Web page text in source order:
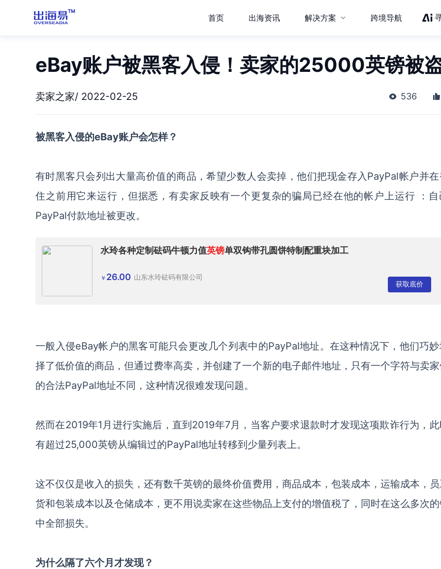
首页 出海资讯 解决方案 跨境导航
eBay账户被黑客入侵！卖家的25000英镑被
卖家之家/ 2022-02-25 536
被黑客入侵的eBay账户会怎样？
有时黑客只会列出大量高价值的商品，希望少数人会卖掉，他们把现金存入PayPal帐户并
住之前用它来运行，但据悉，有卖家反映有一个更复杂的骗局已经在他的帐户上运行 ：自
PayPal付款地址被更改。
水玲各种定制砝码牛顿力值英镑单双钩带孔圆饼特制配重块加工
￥ 26.00 山东水玲砝码有限公司
获取底价
一般入侵eBay帐户的黑客可能只会更改几个列表中的PayPal地址。在这种情况下，他们巧
择了低价值的商品，但通过费率高卖，并创建了一个新的电子邮件地址，只有一个字符与卖家
的合法PayPal地址不同，这种情况很难发现问题。
然而在2019年1月进行实施后，直到2019年7月，当客户要求退款时才发现这项欺诈行为，
有超过25,000英镑从编辑过的PayPal地址转移到少量列表上。
这不仅仅是收入的损失，还有数千英镑的最终价值费用，商品成本，包装成本，运输成本，
货和包装成本以及仓储成本，更不用说卖家在这些物品上支付的增值税了，同时在这么多次的
中全部损失。
为什么隔了六个月才发现？